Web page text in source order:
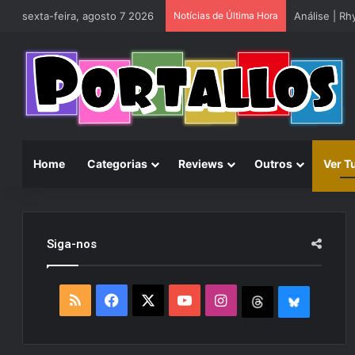
sexta-feira, agosto 7 2026 Notícias de Última Hora Análise |
Home Categorias Reviews Outros Ver
Siga-nos
R
F
Y
I